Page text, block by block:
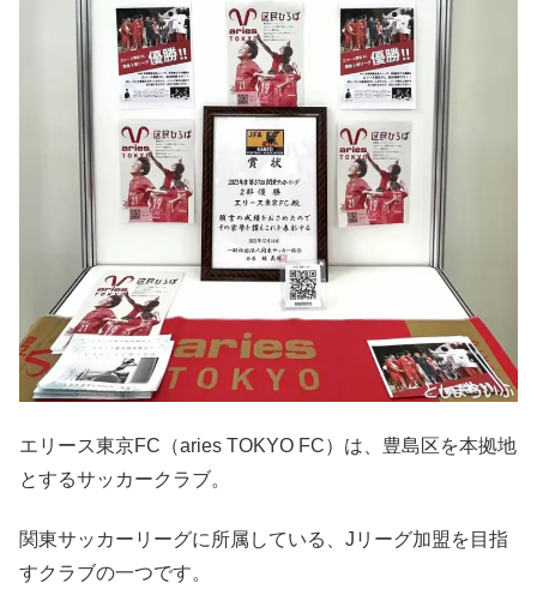
エリース東京FC（aries TOKYO FC）は、豊島区を本拠地
とするサッカークラブ。
関東サッカーリーグに所属している、Jリーグ加盟を目指
すクラブの一つです。